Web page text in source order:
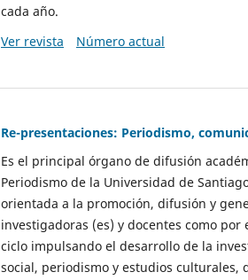
cada año.
Ver revista
Número actual
Re-presentaciones: Periodismo,
Es el principal órgano de difusión
Periodismo de la Universidad de
orientada a la promoción, difusión y
investigadoras (es) y docentes como
ciclo impulsando el desarrollo de la
social, periodismo y estudios culturales,